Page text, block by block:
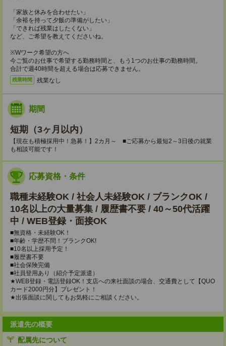
「家族と休みを合わせたい」
「余裕を持って夕飯の準備がしたい」
「できれば残業はしたくない」
など、ご希望を教えてくださいね。
※Wワーク希望の方へ
今ご覧のお仕事で希望する勤務時間と、もう1つのお仕事の勤務時間。
合計で週40時間を超える場合は応募できません。
残業時間 残業なし
期間
短期（3ヶ月以内）
【現在も積極採用中！急募！】2カ月～ ■ご応募から最短2～3日後の就業
も相談可能です！
応募資格・条件
職種未経験OK / 社会人未経験OK / ブランクOK /
10名以上の大量募集 / 履歴書不要 / 40～50代活躍
中 / WEB登録・面接OK
■無資格・未経験OK！
■年齢・学歴不問！ブランクOK!
■10名以上採用予定！
■履歴書不要
■社会保険完備
■社員登用あり（紹介予定派遣）
★WEB登録・電話登録OK！支店への来社面談の場合、交通費として【QUO
カード2000円分】プレゼント！
★出張面談に関してもお気軽にご相談ください。
派遣先の概要
配属先について